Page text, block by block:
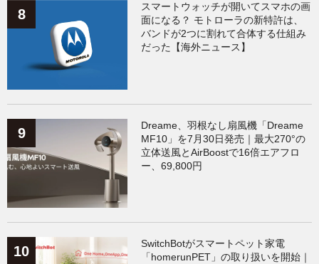
スマートウォッチが開いてスマホの画
面になる？ モトローラの新特許は、
バンドが2つに割れて合体する仕組み
だった【海外ニュース】
Dreame、羽根なし扇風機「Dreame
MF10」を7月30日発売｜最大270°の
立体送風とAirBoostで16倍エアフロ
ー、69,800円
SwitchBotがスマートペット家電
「homerunPET」の取り扱いを開始｜